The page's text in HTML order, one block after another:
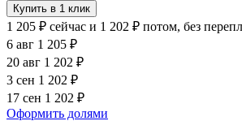
Купить в 1 клик
1 205 ₽ сейчас и 1 202 ₽ потом, без
6 авг 1 205 ₽
20 авг 1 202 ₽
3 сен 1 202 ₽
17 сен 1 202 ₽
Оформить долями